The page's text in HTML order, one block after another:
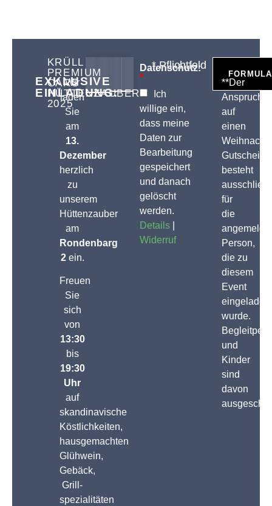
EXKLUSIVE
EINLADUNG:
KRÜLL
PREMIUM
CARS
HÜTTENZAUBER
2025
Wir
laden
Sie
am
13.
Dezember
herzlich
zu
unserem
Hüttenzauber
am
Rondenbarg
2ein.
Freuen
Sie
sich
von
13:30
bis
19:30
Uhr
auf
skandinavische
Köstlichkeiten,
hausgemachten
Glühwein,
Gebäck,
Grill­
spezialitäten
Datenschutz:
*
Ich
willige ein,
dass meine
Daten zur
Bearbeitung
gespeichert
und danach
gelöscht
werden.
Details
Widerruf
* Pflichtfeld
**Der
Anspruch
auf
einen
Gutschein
besteht
für
die
Person,
die zu
diesem
Event
eingeladen
wurde.
und
Kinder
sind
davon